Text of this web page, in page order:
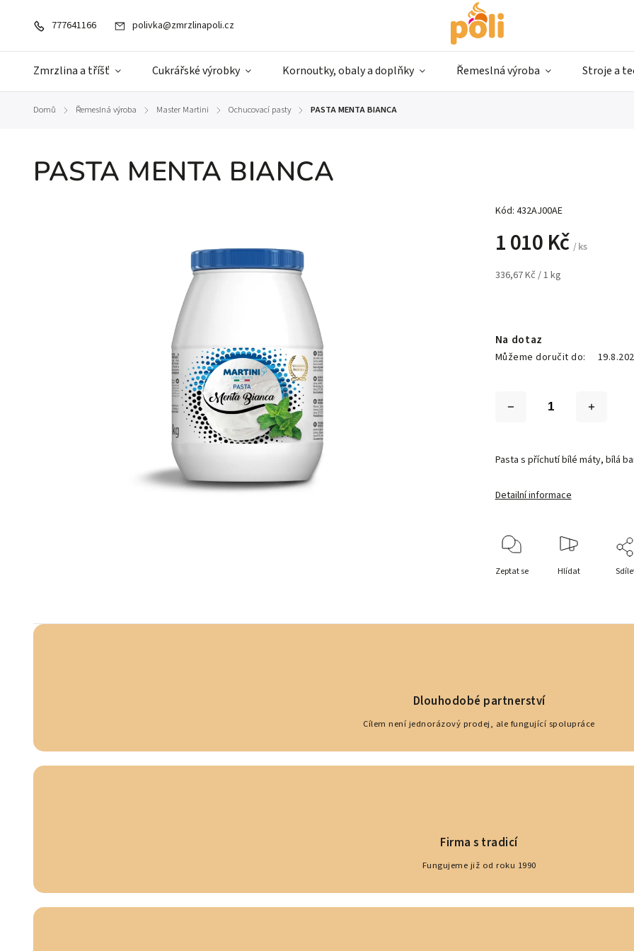
777641166 polivka@zmrzlinapoli.cz
Zmrzlina a tříšť Cukrářské výrobky Kornoutky, obaly a doplňky Řemeslná výroba Stroje a
Domů / Řemeslná výroba / Master Martini / Ochucovací pasty / PASTA MENTA BIANCA
PASTA MENTA BIANCA
Kód: 432AJ00AE
1 010 Kč / ks
336,67 Kč / 1 kg
Na dotaz
Můžeme doručit do:
Pasta s příchutí bílé máty, bílá
Detailní informace
Zeptat se Hlídat
Dlouhodobé partnerství
Cílem není jednorázový prodej, ale fungující spolupráce
Firma s tradicí
Fungujeme již od roku 1990